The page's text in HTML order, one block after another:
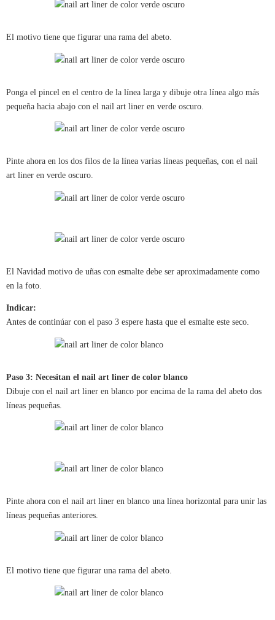
El motivo tiene que figurar una rama del abeto.
Ponga el pincel en el centro de la línea larga y dibuje otra línea algo más
pequeña hacia abajo con el nail art liner en verde oscuro.
Pinte ahora en los dos filos de la línea varias líneas pequeñas, con el nail
art liner en verde oscuro.
El Navidad motivo de uñas con esmalte debe ser aproximadamente como
en la foto.
Indicar:
Antes de continúar con el paso 3 espere hasta que el esmalte este seco.
Paso 3: Necesitan el nail art liner de color blanco
Dibuje con el nail art liner en blanco por encima de la rama del abeto dos
líneas pequeñas.
Pinte ahora con el nail art liner en blanco una línea horizontal para unir las
líneas pequeñas anteriores.
El motivo tiene que figurar una rama del abeto.